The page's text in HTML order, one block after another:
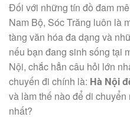
Đối với những tín đồ đam
Nam Bộ, Sóc Trăng luôn là
tàng văn hóa đa dạng và
nếu bạn đang sinh sống tại
Nội, chắc hẳn câu hỏi lớn
chuyến đi chính là: Hà Nội
và làm thế nào để di
nhất?